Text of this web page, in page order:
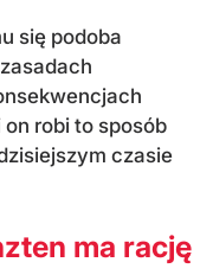
się podoba
on robi to sposób
czasie
ma rację